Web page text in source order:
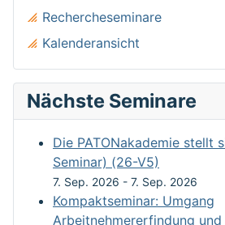
Rechercheseminare
Kalenderansicht
Nächste Seminare
Die PATONakademie stellt
Seminar) (26-V5)
7. Sep. 2026 - 7. Sep. 2026
Kompaktseminar: Umgang
Arbeitnehmererfindung